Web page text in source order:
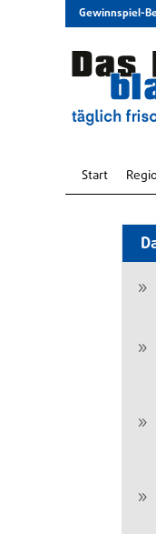
Gewinnspiel-
Start
9
9
9
9